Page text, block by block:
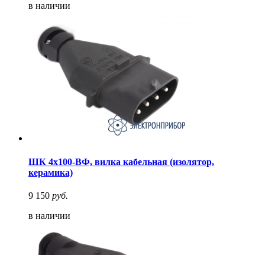
в наличии
ШК 4х100-ВФ, вилка кабельная (изолятор,
керамика)
9 150 руб.
в наличии